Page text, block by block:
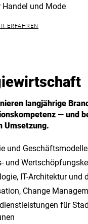
Handel und Mode
ERFAHREN
langjährige
— und
Umsetzung.
und Geschäftsmodelle
und
IT-Architektur und
Change
für